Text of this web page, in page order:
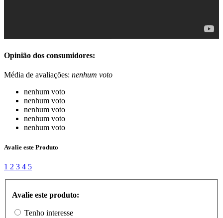
Opinião dos consumidores:
Média de avaliações: nenhum voto
nenhum voto
nenhum voto
nenhum voto
nenhum voto
nenhum voto
Avalie este Produto
1 2 3 4 5
Avalie este produto:
Tenho interesse